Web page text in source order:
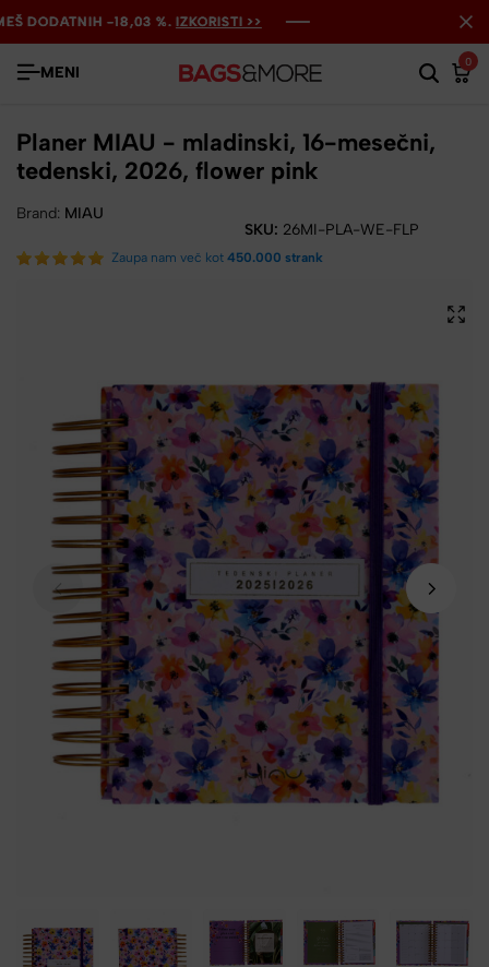
DODATNIH -18,03 %. IZKORISTI >>
DODATNIH -18,03 %. IZKORISTI >>
DODATNIH -18,03 %. IZKORISTI >>
MENI
0
Planer MIAU - mladinski, 16-mesečni,
tedenski, 2026, flower pink
Brand: MIAU
SKU: 26MI-PLA-WE-FLP
Zaupa nam več kot 450.000 strank